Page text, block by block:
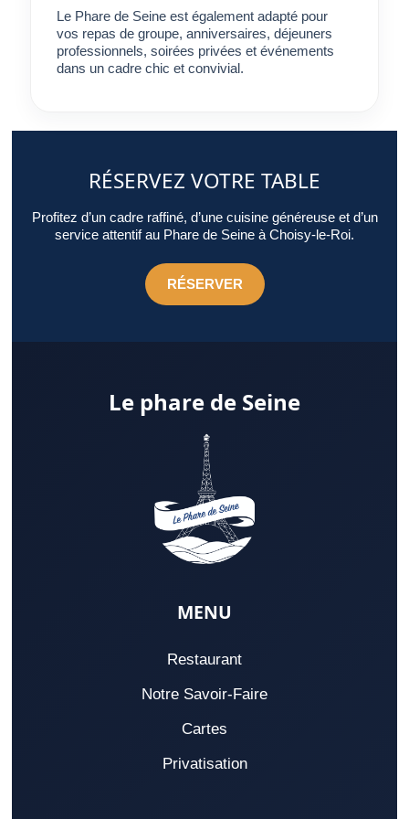
par l’expérience qu’il offre.
Le Phare de Seine est également adapté pour
vos repas de groupe, anniversaires, déjeuners
professionnels, soirées privées et événements
dans un cadre chic et convivial.
RÉSERVEZ VOTRE TABLE
Profitez d’un cadre raffiné, d’une cuisine généreuse et d’un
service attentif au Phare de Seine à Choisy-le-Roi.
RÉSERVER
Le phare de Seine
MENU
Restaurant
Notre Savoir-Faire
Cartes
Privatisation